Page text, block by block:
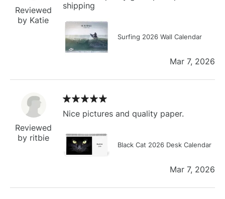
Reviewed
by Katie
shipping
Surfing 2026 Wall Calendar
Mar 7, 2026
Reviewed
by ritbie
Nice pictures and quality paper.
Black Cat 2026 Desk Calendar
Mar 7, 2026